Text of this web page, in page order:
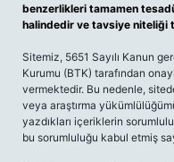
benzerlikleri tamamen
halindedir ve tavsiye niteliği
Sitemiz, 5651 Sayılı Kanun
Kurumu (BTK) tarafından
vermektedir. Bu nedenle,
veya araştırma
yazdıkları içeriklerin
bu sorumluluğu kabul etmiş